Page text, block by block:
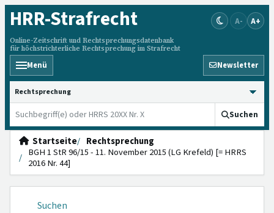
HRR-Strafrecht
Online-Zeitschrift und Rechtsprechungsdatenbank
für höchstrichterliche Rechtsprechung im Strafrecht
A- A+
Menü Newsletter
HRRS durchsuchen
Suchen
Startseite
Rechtsprechung
BGH 1 StR 96/15 - 11. November 2015 (LG Krefeld) [= HRRS
2016 Nr. 44]
Suchen